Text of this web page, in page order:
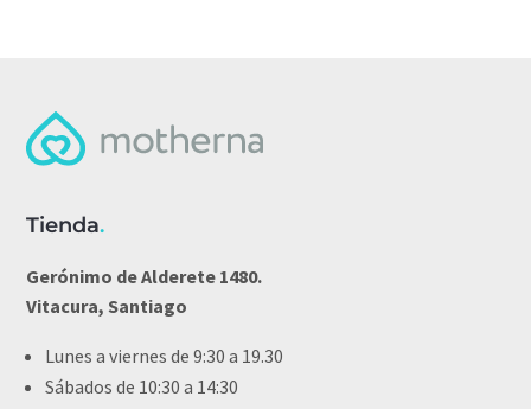
Tienda.
Gerónimo de Alderete 1480.
Vitacura, Santiago
Lunes a viernes de 9:30 a 19.30
Sábados de 10:30 a 14:30